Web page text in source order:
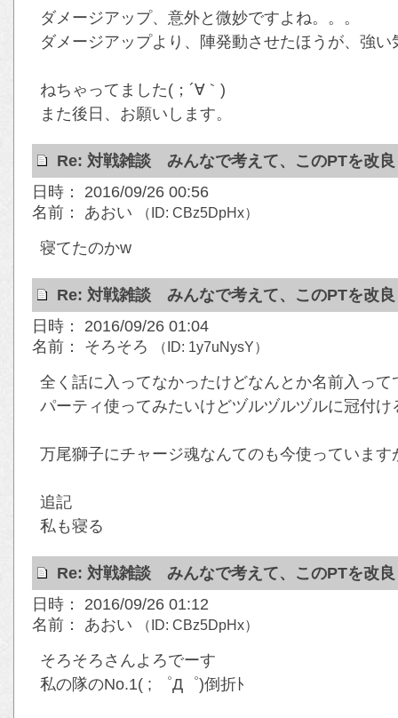
ダメージアップ、意外と微妙ですよね。。。
ダメージアップより、陣発動させたほうが、強い
ねちゃってました(；´∀｀)
また後日、お願いします。
Re: 対戦雑談 みんなで考えて、このPTを改
日時： 2016/09/26 00:56
名前： あおい
（ID: CBz5DpHx）
寝てたのかw
Re: 対戦雑談 みんなで考えて、このPTを改
日時： 2016/09/26 01:04
名前： そろそろ
（ID: 1y7uNysY）
全く話に入ってなかったけどなんとか名前入って
パーティ使ってみたいけどヅルヅルヅルに冠付
万尾獅子にチャージ魂なんてのも今使っていま
追記
私も寝る
Re: 対戦雑談 みんなで考えて、このPTを改
日時： 2016/09/26 01:12
名前： あおい
（ID: CBz5DpHx）
そろそろさんよろでーす
私の隊のNo.1( ; ゜Д゜)倒折ﾄ